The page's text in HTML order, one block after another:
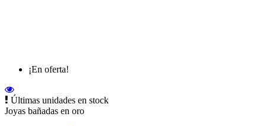
¡En oferta!
Últimas unidades en stock
Joyas bañadas en oro